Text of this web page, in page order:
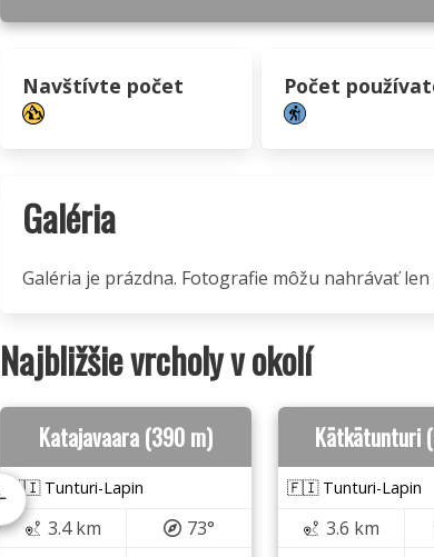
Navštívte počet Počet
Galéria
Galéria je prázdna. Fotografie môžu nahrávať
Najbližšie vrcholy v okolí
Katajavaara (390 m)
🇫🇮 Tunturi-Lapin
3.4 km
73°
Kätkätunturi
🇫🇮 Tunturi-Lapin
3.6 km